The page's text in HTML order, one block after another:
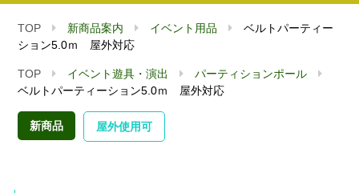
TOP 新商品案内 イベント用品
ベルトパーティー
ション5.0ｍ 屋外対応
TOP イベント遊具・演出
パーティションポール
ベルトパーティーション5.0ｍ 屋外対応
新商品 屋外使用可